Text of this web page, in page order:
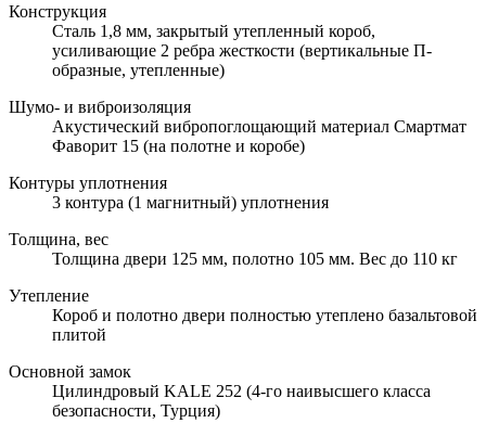
Конструкция
Сталь 1,8 мм, закрытый утепленный короб,
усиливающие 2 ребра жесткости (вертикальные П-
образные, утепленные)
Шумо- и виброизоляция
Акустический вибропоглощающий материал Смартмат
Фаворит 15 (на полотне и коробе)
Контуры уплотнения
3 контура (1 магнитный) уплотнения
Толщина, вес
Толщина двери 125 мм, полотно 105 мм. Вес до 110 кг
Утепление
Короб и полотно двери полностью утеплено базальтовой
плитой
Основной замок
Цилиндровый KALE 252 (4-го наивысшего класса
безопасности, Турция)